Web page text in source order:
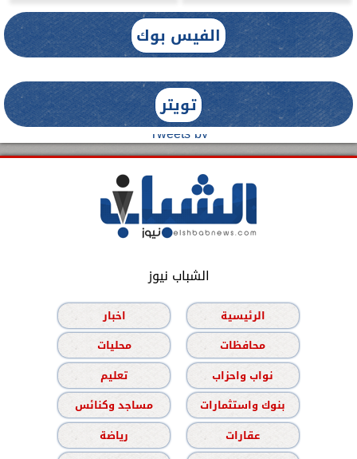
الفيس بوك
تويتر
Tweets by
الشباب نيوز
الرئيسية
اخبار
محافظات
محليات
نواب واحزاب
تعليم
بنوك واستثمارات
مساجد وكنائس
عقارات
رياضة